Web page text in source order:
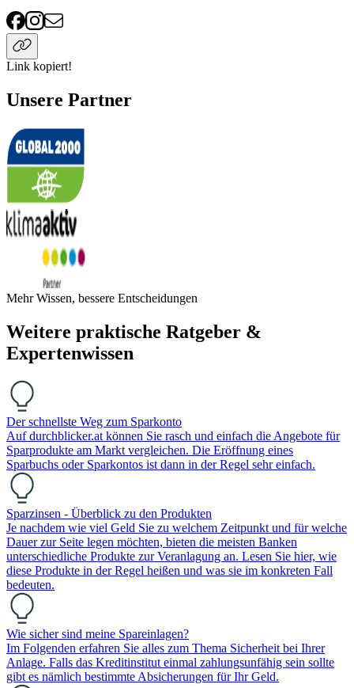
Link kopiert!
Unsere Partner
Mehr Wissen, bessere Entscheidungen
Weitere praktische Ratgeber &
Expertenwissen
Der schnellste Weg zum Sparkonto
Auf durchblicker.at können Sie rasch und einfach die Angebote für
Sparprodukte am Markt vergleichen. Die Eröffnung eines
Sparbuchs oder Sparkontos ist dann in der Regel sehr einfach.
Sparzinsen - Überblick zu den Produkten
Je nachdem wie viel Geld Sie zu welchem Zeitpunkt und für welche
Dauer zur Seite legen möchten, bieten die meisten Banken
unterschiedliche Produkte zur Veranlagung an. Lesen Sie hier, wie
diese Produkte in der Regel heißen und was sie im konkreten Fall
bedeuten.
Wie sicher sind meine Spareinlagen?
Im Folgenden erfahren Sie alles zum Thema Sicherheit bei Ihrer
Anlage. Falls das Kreditinstitut einmal zahlungsunfähig sein sollte
gibt es nämlich bestimmte Absicherungen für Ihr Geld.